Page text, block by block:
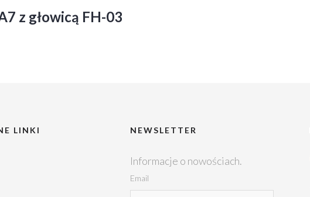
z głowicą FH-03
LINKI NEWSLETTER
Informacje o nowościach.
Email